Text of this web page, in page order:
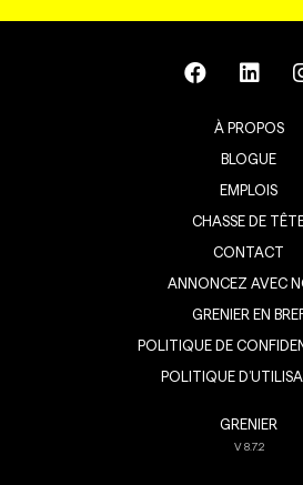
À PROPOS
BLOGUE
EMPLOIS
CHASSE DE
CONTACT
ANNONCEZ AVEC
GRENIER EN
POLITIQUE DE
POLITIQUE
GRENIER
V8.7.2